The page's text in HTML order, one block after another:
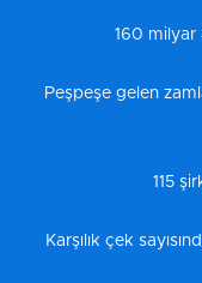
160 milyar
Peşpeşe gelen
115
Karşılık çek